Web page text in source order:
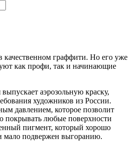
качественном граффити. Но его уже
как профи, так и начинающие
аэрозольную краску,
художников из России.
давлением, которое позволит
покрывать любые поверхности
пигмент, который хорошо
мало подвержен выгоранию.